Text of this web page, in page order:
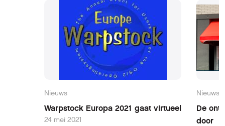
Nieuws
Warpstock Europa 2021 gaat virtueel
24 mei 2021
Nieuws
De
door